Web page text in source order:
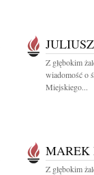
Z głębokim
wiadomość o
Miejskiego...
MAREK
Z głębokim